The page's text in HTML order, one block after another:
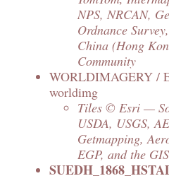
NPS, NRCAN,
Ordnance
China (Hong
Community
WORLDIMAGERY /
worldimg
Tiles © Esri —
USDA, USGS,
Getmapping,
EGP, and the